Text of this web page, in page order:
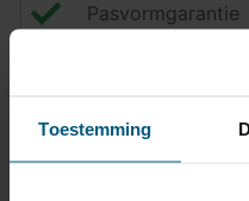
Toestemming
Pasvormgarantie
Klantbeoordeling